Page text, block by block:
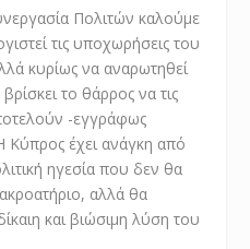
Πολιτών καλούμε
τις υποχωρήσεις του
κυρίως να αναρωτηθεί
το θάρρος να τις
-εγγράφως
Κύπρος έχει ανάγκη από
ηγεσία που δεν θα
αλλά θα
και βιώσιμη λύση του